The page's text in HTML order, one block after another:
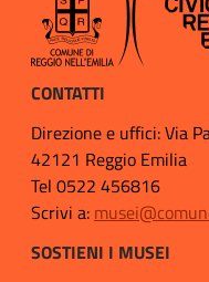
CONTATTI
Direzione e uffici: Via
42121 Reggio Emilia
Tel 0522 456816
Scrivi a:
SOSTIENI I MUSEI